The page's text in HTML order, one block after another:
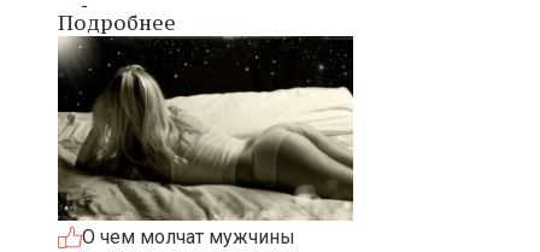
Подробнее
О чем молчат мужчины